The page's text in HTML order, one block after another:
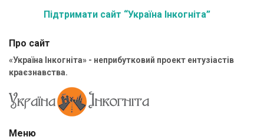
Підтримати сайт “Україна Інкогніта”
Про сайт
«Україна Інкогніта» - неприбутковий проект ентузіастів
краєзнавства.
Меню